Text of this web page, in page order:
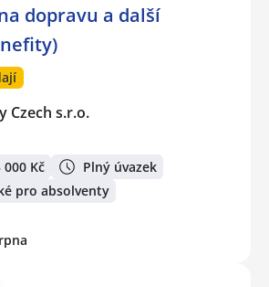
dopravu a další
Czech s.r.o.
000 Kč
Plný úvazek
pro absolventy